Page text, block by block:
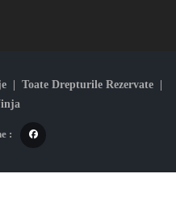
| Toate Drepturile Rezervate |
: